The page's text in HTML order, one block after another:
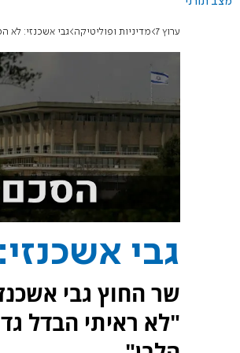
ערוץ 7 מדיניות ופוליטיקה גבי אשכנזי: לא
גבי
שר החוץ גבי
"לא ראיתי הבדל